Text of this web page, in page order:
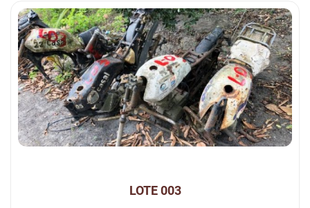
LOTE 003